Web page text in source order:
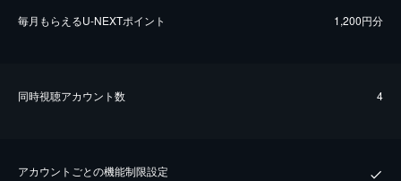
毎⽉もらえるU-NEXTポイント 1,200円分
同時視聴アカウント数 4
アカウントごとの機能制限設定